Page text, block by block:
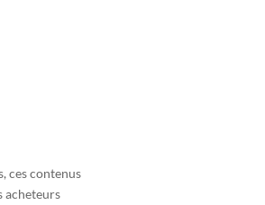
ces contenus
acheteurs